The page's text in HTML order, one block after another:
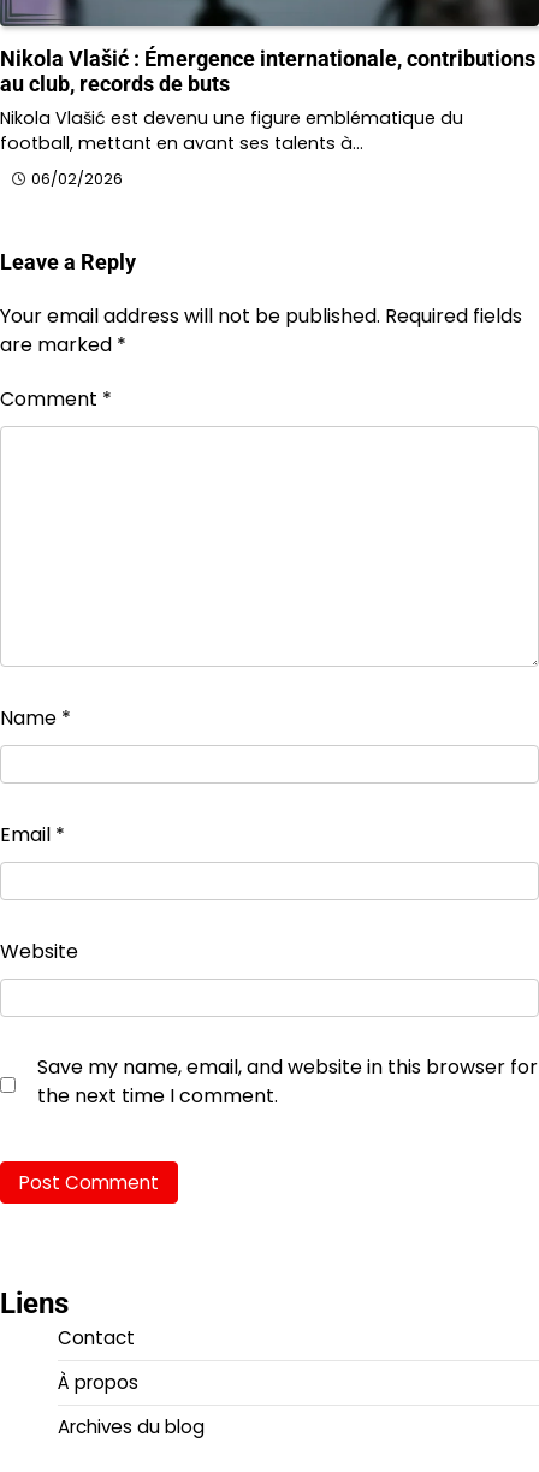
Nikola Vlašić : Émergence internationale, contributions
au club, records de buts
Nikola Vlašić est devenu une figure emblématique du
football, mettant en avant ses talents à…
06/02/2026
Leave a Reply
Your email address will not be published. Required fields
are marked *
Comment *
Name *
Email *
Website
Save my name, email, and website in this browser for
the next time I comment.
Liens
Contact
À propos
Archives du blog